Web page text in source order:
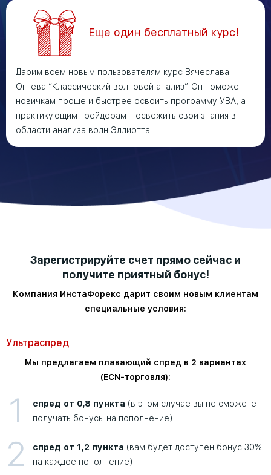
Еще один бесплатный курс!
Дарим всем новым пользователям курс Вячеслава
Огнева “Классический волновой анализ”. Он поможет
новичкам проще и быстрее освоить программу УВА, а
практикующим трейдерам – освежить свои знания в
области анализа волн Эллиотта.
Зарегистрируйте счет прямо сейчас и
получите приятный бонус!
Компания ИнстаФорекс дарит своим новым клиентам
специальные условия:
Ультраспред
Мы предлагаем плавающий спред в 2 вариантах
(ECN-торговля):
1 спред от 0,8 пункта (в этом случае вы не сможете
получать бонусы на пополнение)
2 спред от 1,2 пункта (вам будет доступен бонус 30%
на каждое пополнение)